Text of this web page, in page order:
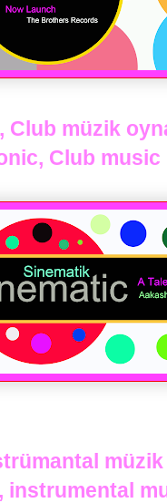
Club müzik
Club music
instrumental